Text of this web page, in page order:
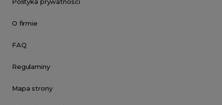
O firmie
FAQ
Regulaminy
Mapa strony